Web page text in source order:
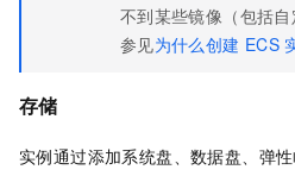
不到某些镜像（包括
参见为什么创建 ECS
存储
实例通过添加系统盘、数据盘、弹